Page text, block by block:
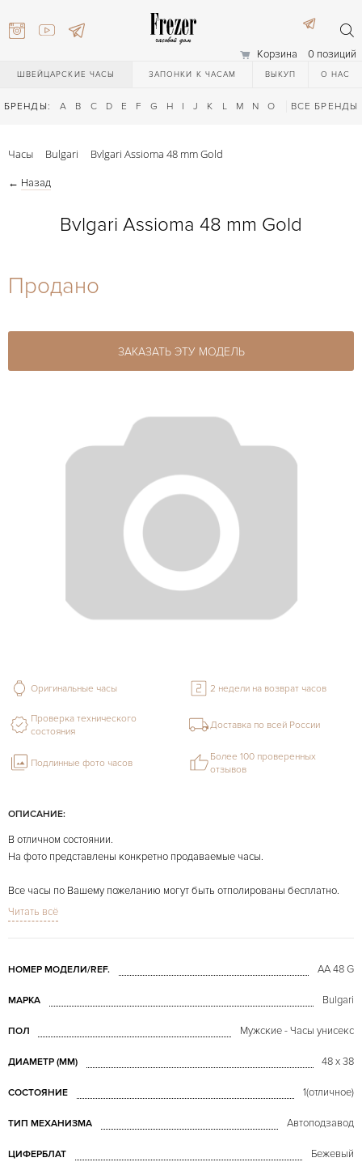
Корзина 0 позиций
ШВЕЙЦАРСКИЕ ЧАСЫ ЗАПОНКИ К ЧАСАМ ВЫКУП О НАС
БРЕНДЫ: A B C D E F G H I J K L M N O Q R S T
ВСЕ БРЕНДЫ
27-44
27-44
Часы Bulgari Bvlgari Assioma 48 mm Gold
← Назад
Bvlgari Assioma 48 mm Gold
Продано
ЗАКАЗАТЬ ЭТУ МОДЕЛЬ
ОПИСАНИЕ:
В отличном состоянии.
На фото представлены конкретно продаваемые часы.
Все часы по Вашему пожеланию могут быть отполированы бесплатно.
Читать всё
НОМЕР МОДЕЛИ/REF. AA 48 G
МАРКА Bulgari
ПОЛ Мужские - Часы унисекс
ДИАМЕТР (MM) 48 х 38
СОСТОЯНИЕ 1(отличное)
ТИП МЕХАНИЗМА Автоподзавод
ЦИФЕРБЛАТ Бежевый
Оригинальные часы 2 недели на возврат часов
Проверка технического
состояния
Доставка по всей России
Подлинные фото часов
Более 100 проверенных
отзывов